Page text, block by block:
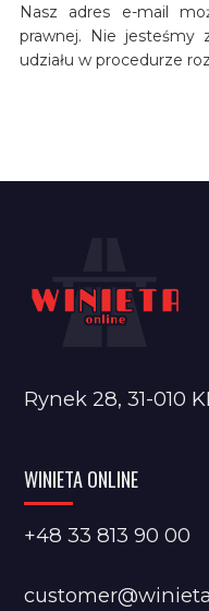
Nasz adres e-mail
prawnej. Nie jesteśmy
udziału w procedurze
Rynek 28, 31-010
WINIETA ONLINE
+48 33 813 90 00